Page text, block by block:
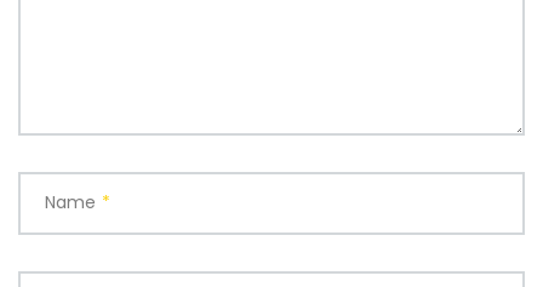
Name *